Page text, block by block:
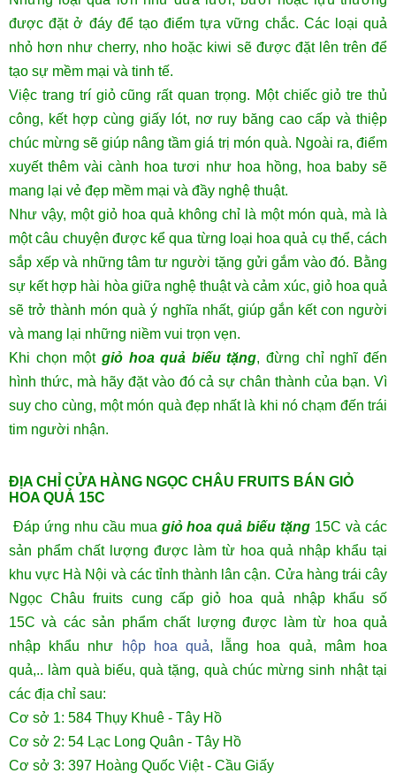
được đặt ở đáy để tạo điểm tựa vững chắc. Các loại quả
nhỏ hơn như cherry, nho hoặc kiwi sẽ được đặt lên trên để
tạo sự mềm mại và tinh tế.
Việc trang trí giỏ cũng rất quan trọng. Một chiếc giỏ tre thủ
công, kết hợp cùng giấy lót, nơ ruy băng cao cấp và thiệp
chúc mừng sẽ giúp nâng tầm giá trị món quà. Ngoài ra, điểm
xuyết thêm vài cành hoa tươi như hoa hồng, hoa baby sẽ
mang lại vẻ đẹp mềm mại và đầy nghệ thuật.
Như vậy, một giỏ hoa quả không chỉ là một món quà, mà là
một câu chuyện được kể qua từng loại hoa quả cụ thể, cách
sắp xếp và những tâm tư người tặng gửi gắm vào đó. Bằng
sự kết hợp hài hòa giữa nghệ thuật và cảm xúc, giỏ hoa quả
sẽ trở thành món quà ý nghĩa nhất, giúp gắn kết con người
và mang lại những niềm vui trọn vẹn.
Khi chọn một giỏ hoa quả biếu tặng, đừng chỉ nghĩ đến
hình thức, mà hãy đặt vào đó cả sự chân thành của bạn. Vì
suy cho cùng, một món quà đẹp nhất là khi nó chạm đến trái
tim người nhận.
ĐỊA CHỈ CỬA HÀNG NGỌC CHÂU FRUITS BÁN GIỎ
HOA QUẢ 15C
Đáp ứng nhu cầu mua giỏ hoa quả biếu tặng 15C và các
sản phẩm chất lượng được làm từ hoa quả nhập khẩu tại
khu vực Hà Nội và các tỉnh thành lân cận. Cửa hàng trái cây
Ngọc Châu fruits cung cấp giỏ hoa quả nhập khẩu số
15Cvà các sản phẩm chất lượng được làm từ hoa quả
nhập khẩu như
hộp hoa quả, lẵng hoa quả, mâm hoa
quả,.. làm quà biếu, quà tặng, quà chúc mừng sinh nhật tại
các địa chỉ sau:
Cơ sở 1: 584 Thụy Khuê - Tây Hồ
Cơ sở 2: 54 Lạc Long Quân - Tây Hồ
Cơ sở 3: 397 Hoàng Quốc Việt - Cầu Giấy